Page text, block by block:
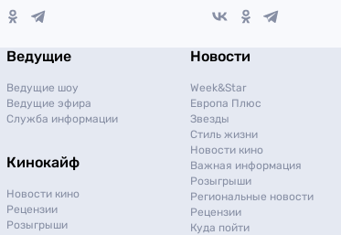
Ведущие
Ведущие шоу
Ведущие эфира
Служба информации
Кинокайф
Новости кино
Рецензии
Розыгрыши
Новости
Week&Star
Европа Плюс
Звезды
Стиль жизни
Новости кино
Важная информация
Розыгрыши
Региональные новости
Рецензии
Куда пойти